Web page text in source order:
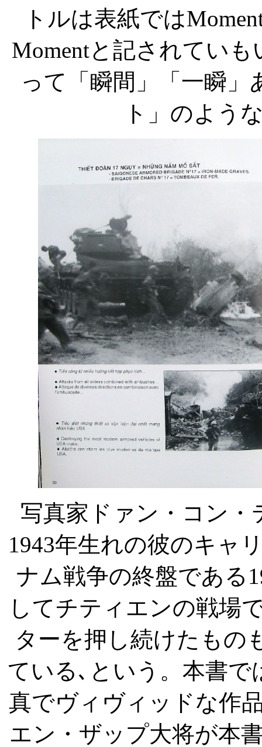
トルは表紙では
Momentと記されていも
って「瞬間」「一瞬
ト」のよう
写真家ドァン・コン
1943年生れの彼のキャ
ナム戦争の終盤である
してチティエンの戦場
ターを押し続けたもの
ている､という。本書
真でヴィヴィッドな作
エン・ザップ大将が本